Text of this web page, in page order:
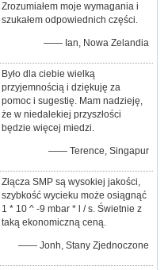
Zrozumiałem moje wymagania i
szukałem odpowiednich części.
—— Ian, Nowa Zelandia
Było dla ciebie wielką
przyjemnością i dziękuję za
pomoc i sugestię. Mam nadzieję,
że w niedalekiej przyszłości
będzie więcej miedzi.
—— Terence, Singapur
Złącza SMP są wysokiej jakości,
szybkość wycieku może osiągnąć
1 * 10 ^ -9 mbar * l / s. Świetnie z
taką ekonomiczną ceną.
—— Jonh, Stany Zjednoczone